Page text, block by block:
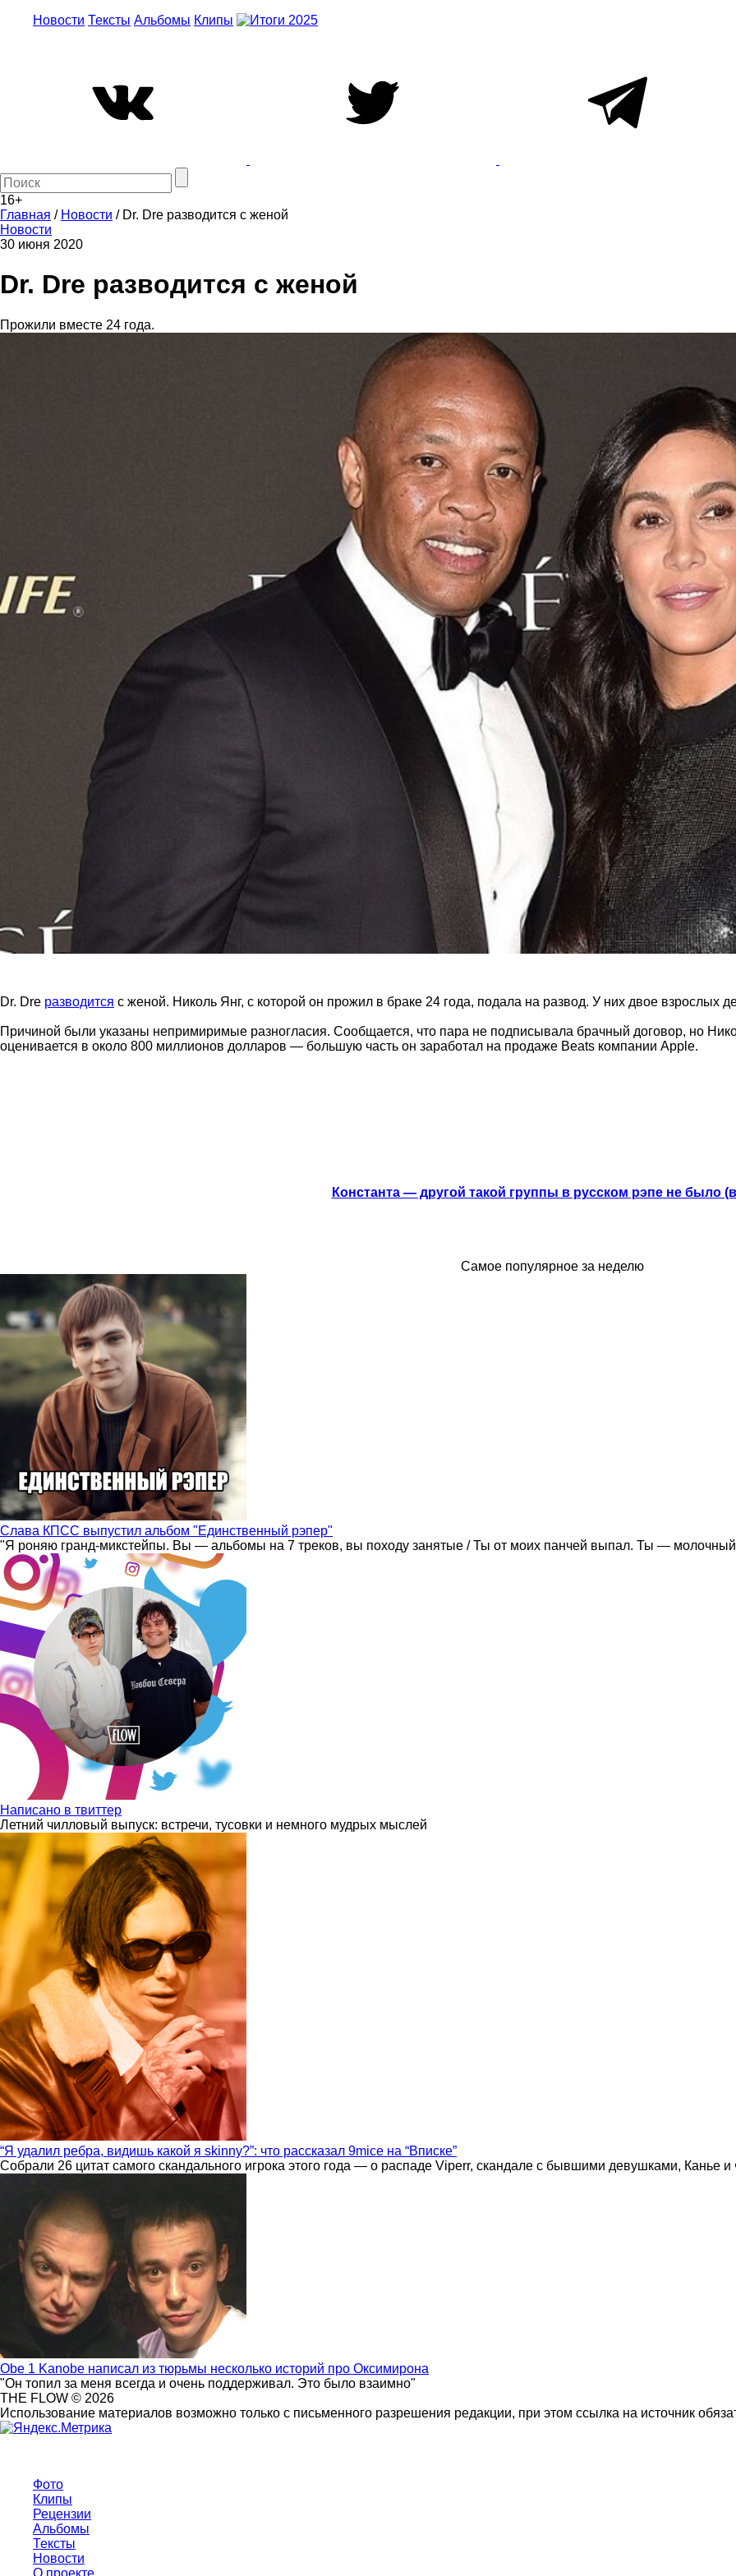
Новости Тексты Альбомы Клипы
16+
Главная / Новости / Dr. Dre разводится с женой
Новости
30 июня 2020
Dr. Dre разводится с женой
Прожили вместе 24 года.
Dr. Dre разводится с женой. Николь Янг, с которой он прожил в браке 24 года, подала на развод. У них двое взрослых
Причиной были указаны непримиримые разногласия. Сообщается, что пара не подписывала брачный договор, но
оценивается в около 800 миллионов долларов — большую часть он заработал на продаже Beats компании Apple.
Константа — другой такой группы в русском рэпе не было
Самое популярное за неделю
Слава КПСС выпустил альбом "Единственный рэпер"
"Я роняю гранд-микстейпы. Вы — альбомы на 7 треков, вы походу занятые / Ты от моих панчей выпал. Ты —
Написано в твиттер
Летний чилловый выпуск: встречи, тусовки и немного мудрых мыслей
“Я удалил ребра, видишь какой я skinny?”: что рассказал 9mice на “Вписке”
Собрали 26 цитат самого скандального игрока этого года — о распаде Viperr, скандале с бывшими девушками, Канье
Obe 1 Kanobe написал из тюрьмы несколько историй про Оксимирона
"Он топил за меня всегда и очень поддерживал. Это было взаимно"
THE FLOW © 2026
Использование материалов возможно только с письменного разрешения редакции, при этом ссылка на источник
Фото
Клипы
Рецензии
Альбомы
Тексты
Новости
О проекте